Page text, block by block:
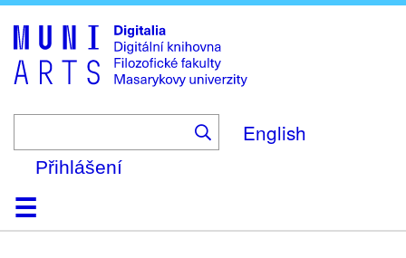
to
main
content
English
Přihlášení
DomůKolekce
Prohlížení
Vyhledávání
O platformě
Nápověda
KontaktDigitalia